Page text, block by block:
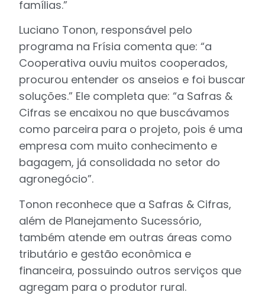
famílias.”
Luciano Tonon, responsável pelo
programa na Frísia comenta que: “a
Cooperativa ouviu muitos cooperados,
procurou entender os anseios e foi buscar
soluções.” Ele completa que: “a Safras &
Cifras se encaixou no que buscávamos
como parceira para o projeto, pois é uma
empresa com muito conhecimento e
bagagem, já consolidada no setor do
agronegócio”.
Tonon reconhece que a Safras & Cifras,
além de Planejamento Sucessório,
também atende em outras áreas como
tributário e gestão econômica e
financeira, possuindo outros serviços que
agregam para o produtor rural.